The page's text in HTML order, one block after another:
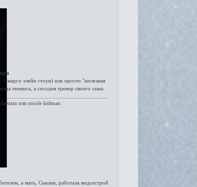
марго элейн стоун) или просто "железная
тенниса, а сегодня тренер своего сына
или nicole kidman
а мать, Сьюзан, работала медсестрой